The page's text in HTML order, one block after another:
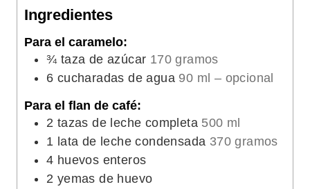
o
s
Ingredientes
Para el caramelo:
¾ taza de azúcar 170 gramos
6 cucharadas de agua 90 ml – opcional
Para el flan de café:
2 tazas de leche completa 500 ml
1 lata de leche condensada 370 gramos
4 huevos enteros
2 yemas de huevo